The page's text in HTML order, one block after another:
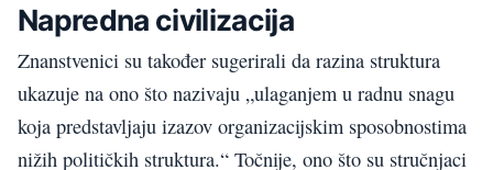
Napredna civilizacija
Znanstvenici su također sugerirali da razina struktura
ukazuje na ono što nazivaju „ulaganjem u radnu snagu
koja predstavljaju izazov organizacijskim sposobnostima
nižih političkih struktura.“ Točnije, ono što su stručnjaci